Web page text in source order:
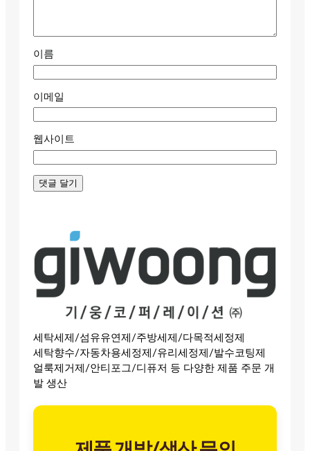
이름
이메일
웹사이트
세탁세제/섬유유연제/주방세제/다목적세정제
세탁향수/자동차용세정제/유리세정제/발수코팅제
얼룩제거제/안티포그/디퓨저 등 다양한 제품 주문 개
발 생산